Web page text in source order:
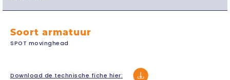
Soort armatuur
SPOT movinghead
Download de technische fiche hier: